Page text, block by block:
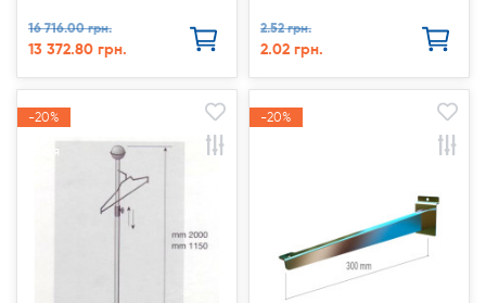
16 716.00 грн.
13 372.80 грн.
2.52 грн.
2.02 грн.
-20%
Акція
-20%
Акція
-20%
-20%